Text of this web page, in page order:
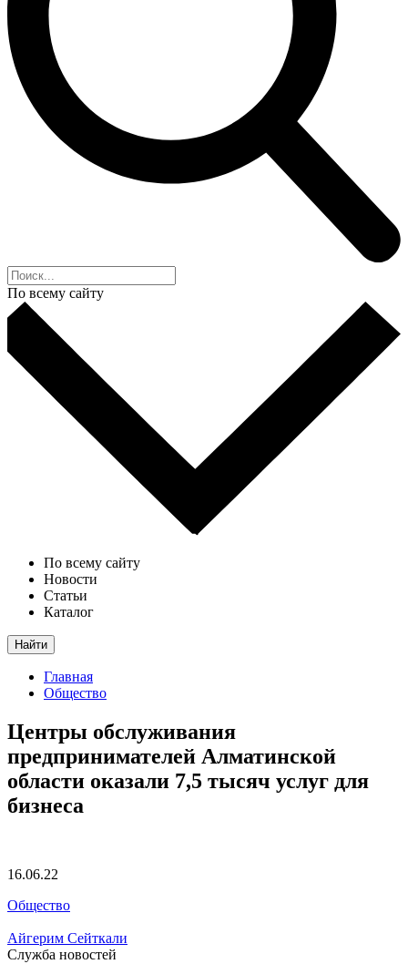
По всему сайту
По всему сайту
Новости
Статьи
Каталог
Найти
Главная
Общество
Центры обслуживания
предпринимателей Алматинской
области оказали 7,5 тысяч услуг для
бизнеса
16.06.22
Общество
Айгерим Сейткали
Служба новостей